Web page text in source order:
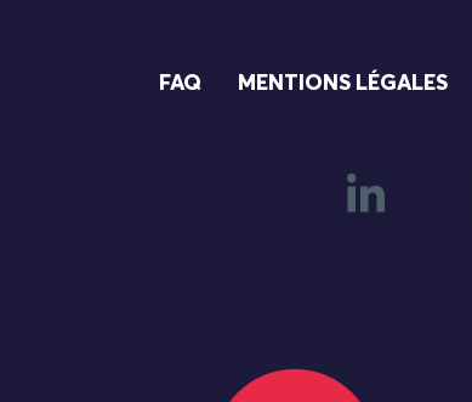
FAQ MENTIONS LÉGALES